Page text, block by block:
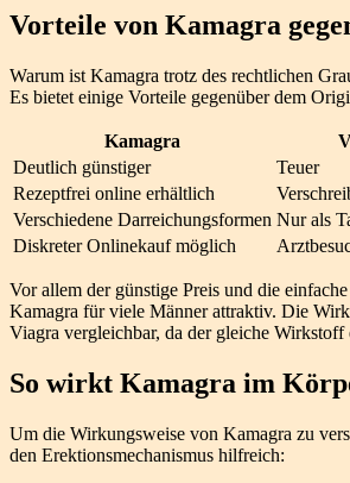
Vorteile von Kamagra
Warum ist Kamagra trotz des rechtlichen
Es bietet einige Vorteile gegenüber dem
Kamagra
Deutlich günstiger
Teuer
Rezeptfrei online erhältlich
Verschiedene Darreichungsformen Nur als
Diskreter Onlinekauf möglich
Vor allem der günstige Preis und die
Kamagra für viele Männer attraktiv. Die
Viagra vergleichbar, da der gleiche Wirkstoff
So wirkt Kamagra im
Um die Wirkungsweise von Kamagra zu
den Erektionsmechanismus hilfreich: